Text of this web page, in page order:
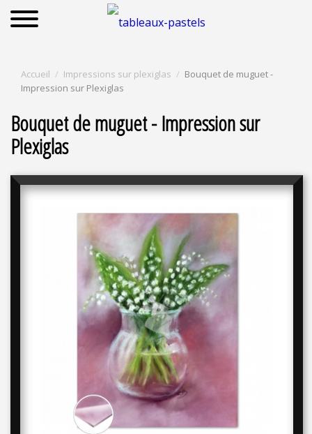
Accueil Impressions sur plexiglas
Bouquet de muguet -
Impression sur Plexiglas
Bouquet de muguet - Impression sur
Plexiglas